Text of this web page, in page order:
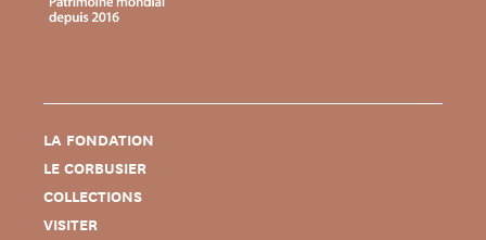
LA FONDATION
LE CORBUSIER
COLLECTIONS
VISITER